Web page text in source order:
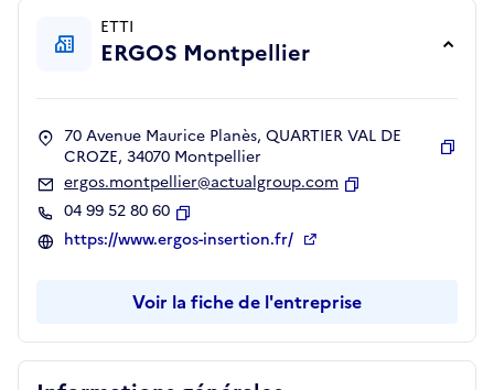
ETTI
ERGOS Montpellier
70 Avenue Maurice Planès, QUARTIER VAL DE
CROZE, 34070 Montpellier
ergos.montpellier@actualgroup.com
04 99 52 80 60
Copier
https://www.ergos-insertion.fr/
Voir la fiche de l'entreprise